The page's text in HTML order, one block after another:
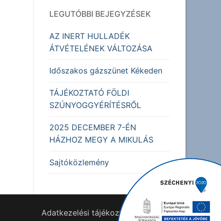
LEGUTÓBBI BEJEGYZÉSEK
AZ INERT HULLADÉK
ÁTVÉTELÉNEK VÁLTOZÁSA
Időszakos gázszünet Kékeden
TÁJÉKOZTATÓ FÖLDI
SZÚNYOGGYÉRÍTÉSRŐL
2025 DECEMBER 7-ÉN
HÁZHOZ MEGY A MIKULÁS
Sajtóközlemény
Adatkezelési tájékoztató